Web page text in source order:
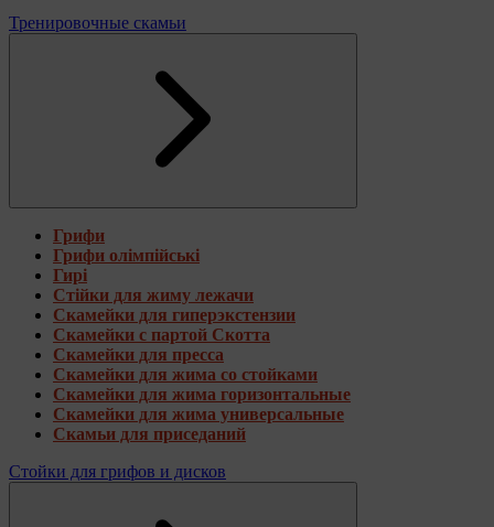
Тренировочные скамьи
Грифи
Грифи олімпійські
Гирі
Стійки для жиму лежачи
Скамейки для гиперэкстензии
Скамейки с партой Скотта
Скамейки для пресса
Скамейки для жима со стойками
Скамейки для жима горизонтальные
Скамейки для жима универсальные
Скамьи для приседаний
Стойки для грифов и дисков